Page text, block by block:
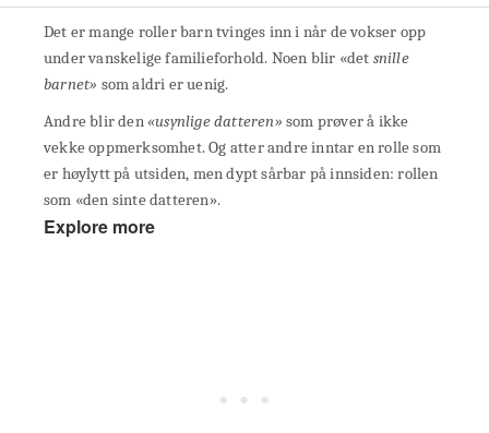
Det er mange roller barn tvinges inn i når de vokser opp
under vanskelige familieforhold. Noen blir «det snille
barnet» som aldri er uenig.
Andre blir den«usynlige datteren» som prøver å ikke
vekke oppmerksomhet. Og atter andre inntar en rolle som
er høylytt på utsiden, men dypt sårbar på innsiden: rollen
som «den sinte datteren».
Explore more